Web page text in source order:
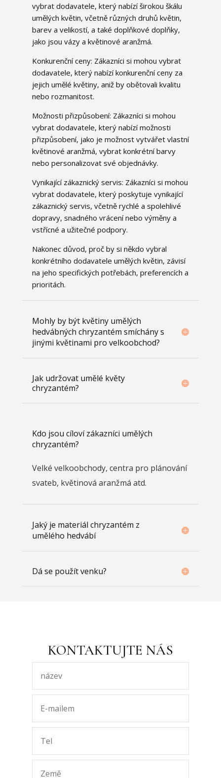
vybrat dodavatele, který nabízí širokou škálu
umělých květin, včetně různých druhů květin,
barev a velikostí, a také doplňkové doplňky,
jako jsou vázy a květinové aranžmá.
Konkurenční ceny: Zákazníci si mohou vybrat
dodavatele, který nabízí konkurenční ceny za
jejich umělé květiny, aniž by obětovali kvalitu
nebo rozmanitost.
Možnosti přizpůsobení: Zákazníci si mohou
vybrat dodavatele, který nabízí možnosti
přizpůsobení, jako je možnost vytvářet vlastní
květinové aranžmá, vybrat konkrétní barvy
nebo personalizovat své objednávky.
Vynikající zákaznický servis: Zákazníci si mohou
vybrat dodavatele, který poskytuje vynikající
zákaznický servis, včetně rychlé a spolehlivé
dopravy, snadného vrácení nebo výměny a
vstřícné a užitečné podpory.
Nakonec důvod, proč by si někdo vybral
konkrétního dodavatele umělých květin, závisí
na jeho specifických potřebách, preferencích a
prioritách.
Mohly by být květiny umělých
hedvábných chryzantém smíchány s
jinými květinami pro velkoobchod?
Jak udržovat umělé květy
chryzantém?
Kdo jsou cíloví zákazníci umělých
chryzantém?
Velké velkoobchody, centra pro plánování
svateb, květinová aranžmá atd.
Jaký je materiál chryzantém z
umělého hedvábí
Dá se použít venku?
KONTAKTUJTE NÁS